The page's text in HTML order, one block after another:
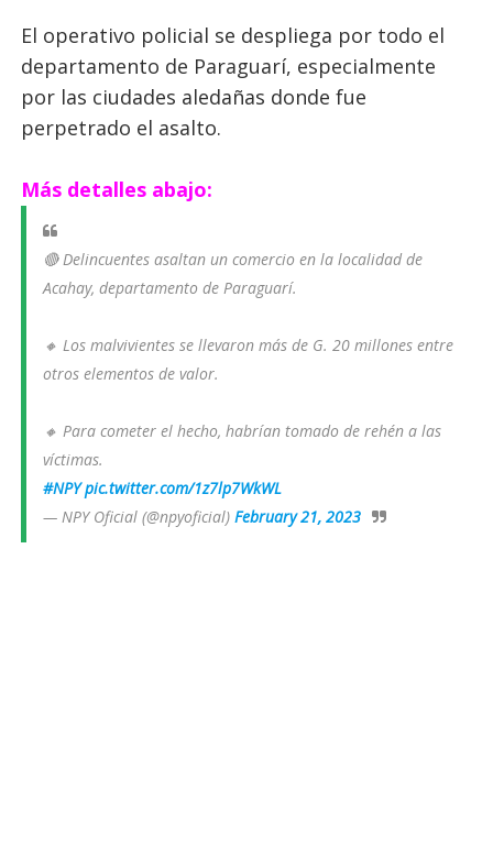
El operativo policial se despliega por todo el
departamento de Paraguarí, especialmente
por las ciudades aledañas donde fue
perpetrado el asalto.
Más detalles abajo:
🔴 Delincuentes asaltan un comercio en la localidad de
Acahay, departamento de Paraguarí.
🔸 Los malvivientes se llevaron más de G. 20 millones entre
otros elementos de valor.
🔸 Para cometer el hecho, habrían tomado de rehén a las
víctimas.
#NPY pic.twitter.com/1z7lp7WkWL
— NPY Oficial (@npyoficial) February 21, 2023